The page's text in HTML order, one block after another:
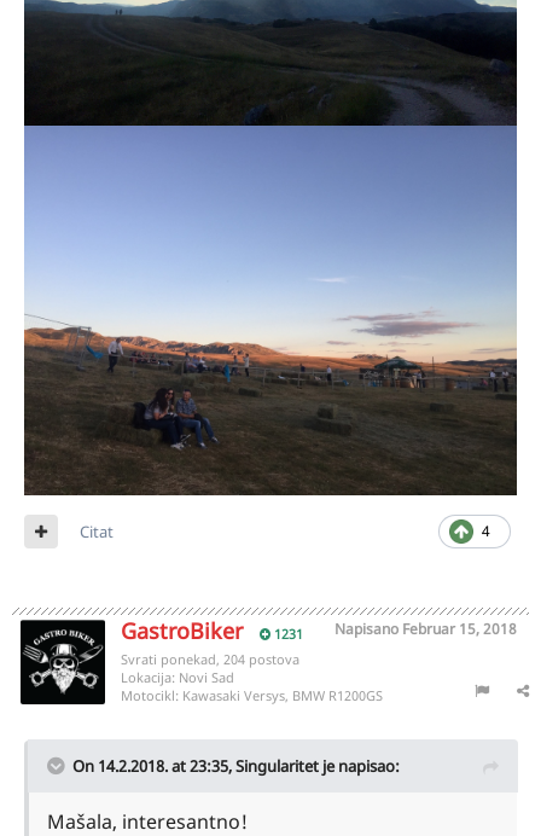
4
Citat
GastroBiker 1231 Napisano Februar 15, 2018
Svrati ponekad, 204 postova
Lokacija: Novi Sad
Motocikl: Kawasaki Versys, BMW R1200GS
On 14.2.2018. at 23:35,Singularitet je napisao:
Mašala, interesantno!